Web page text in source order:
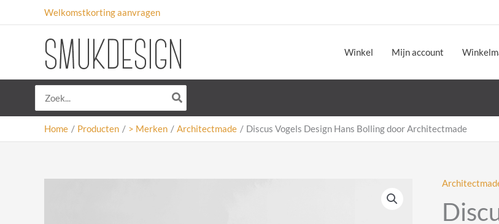
naar
Welkomstkorting aanvragen
Winkel Mijn account
naar:
Home Producten > Merken Architectmade Discus Vogels Design Hans Bolling door Architectmade